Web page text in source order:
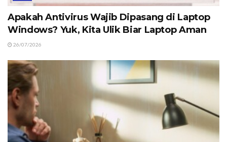
Apakah Antivirus Wajib Dipasang di Laptop
Windows? Yuk, Kita Ulik Biar Laptop Aman
26/07/2026